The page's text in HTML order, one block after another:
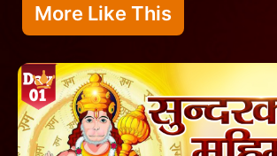
More Like This